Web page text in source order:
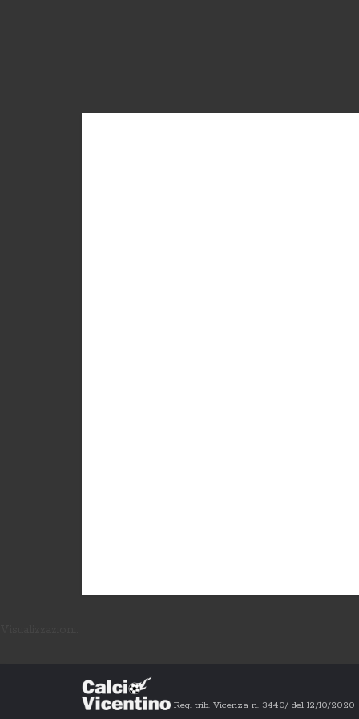
Reg. trib. Vicenza n. 3440/ del 12/10/2020